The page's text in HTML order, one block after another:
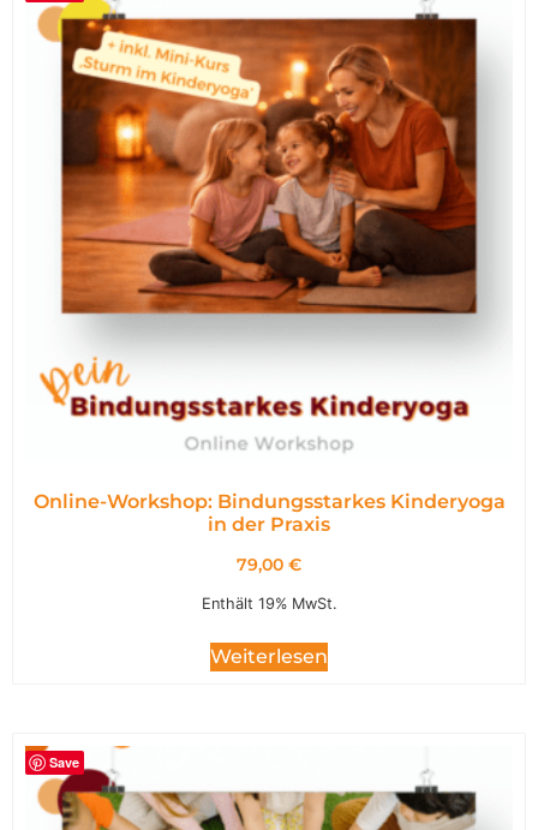
Online-Workshop: Bindungsstarkes Kinderyoga
in der Praxis
79,00 €
Enthält 19% MwSt.
Weiterlesen
Save